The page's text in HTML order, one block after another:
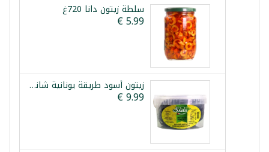
سلطة زيتون دانا 720غ
زيتون أسود طريقة يونانية شانيا 1.5كغ